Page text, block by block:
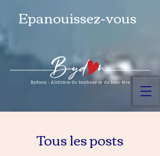
Epanouissez-vous
Tous les posts